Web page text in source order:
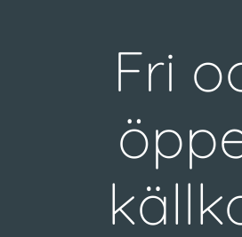
Fri